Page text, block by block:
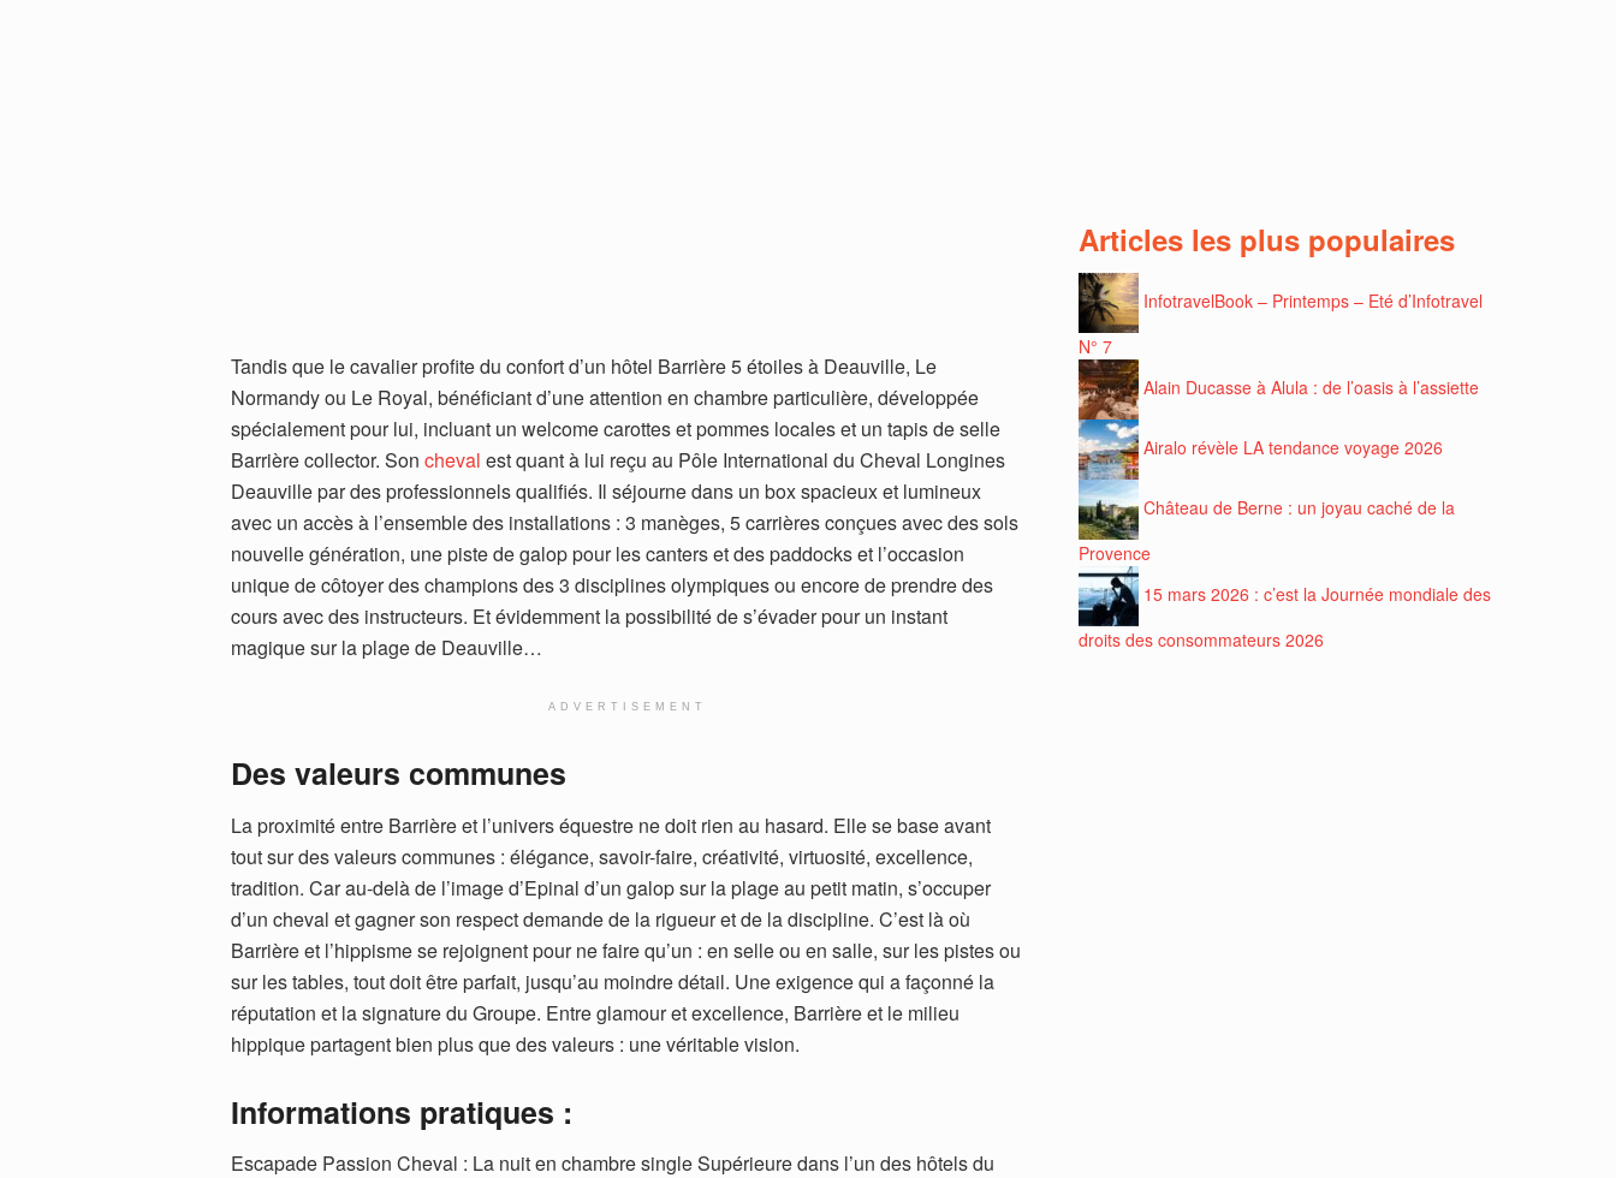
Tandis que le cavalier proﬁte du confort d’un hôtel Barrière 5 étoiles à Deauville, Le
Normandy ou Le Royal, bénéﬁciant d’une attention en chambre particulière, développée
spécialement pour lui, incluant un welcome carottes et pommes locales et un tapis de selle
Barrière collector. Son cheval est quant à lui reçu au Pôle International du Cheval Longines
Deauville par des professionnels qualiﬁés. Il séjourne dans un box spacieux et lumineux
avec un accès à l’ensemble des installations : 3 manèges, 5 carrières conçues avec des sols
nouvelle génération, une piste de galop pour les canters et des paddocks et l’occasion
unique de côtoyer des champions des 3 disciplines olympiques ou encore de prendre des
cours avec des instructeurs. Et évidemment la possibilité de s’évader pour un instant
magique sur la plage de Deauville…
ADVERTISEMENT
Des valeurs communes
La proximité entre Barrière et l’univers équestre ne doit rien au hasard. Elle se base avant
tout sur des valeurs communes : élégance, savoir-faire, créativité, virtuosité, excellence,
tradition. Car au-delà de l’image d’Epinal d’un galop sur la plage au petit matin, s’occuper
d’un cheval et gagner son respect demande de la rigueur et de la discipline. C’est là où
Barrière et l’hippisme se rejoignent pour ne faire qu’un : en selle ou en salle, sur les pistes ou
sur les tables, tout doit être parfait, jusqu’au moindre détail. Une exigence qui a façonné la
réputation et la signature du Groupe. Entre glamour et excellence, Barrière et le milieu
hippique partagent bien plus que des valeurs : une véritable vision.
Informations pratiques :
Escapade Passion Cheval : La nuit en chambre single Supérieure dans l’un des hôtels du
Articles les plus populaires
InfotravelBook – Printemps – Eté d’Infotravel
N° 7
Alain Ducasse à Alula : de l’oasis à l’assiette
Airalo révèle LA tendance voyage 2026
Château de Berne : un joyau caché de la
Provence
15 mars 2026 : c’est la Journée mondiale des
droits des consommateurs 2026